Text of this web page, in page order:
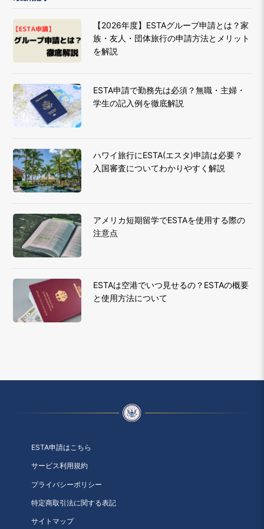
【2026年度】ESTAグループ申請とは？家
族・友人・団体旅行の申請方法とメリット
を解説
ESTA申請で勤務先は必須？無職・主婦・
学生の記入例を徹底解説
ハワイ旅行にESTA(エスタ)申請は必要？
入国審査についてわかりやすく解説
アメリカ短期留学でESTAを使用する際の
注意点
ESTAは空港でいつ見せるの？ESTAの概要
と使用方法について
ESTA申請はこちら
サービス利用規約
プライバシーポリシー
特定商取引法に関する表記
サイトマップ